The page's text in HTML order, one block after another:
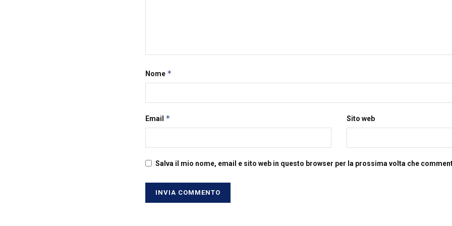
Nome *
Email * Sito web
Salva il mio nome, email e sito web in questo browser per la prossima volta che